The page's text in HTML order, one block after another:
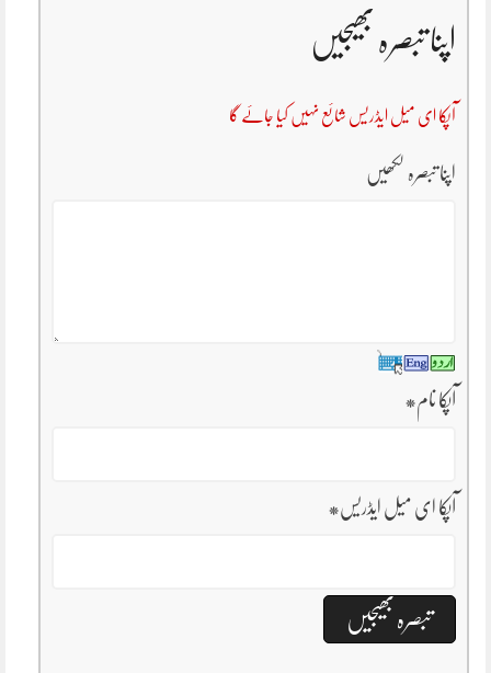
اپنا تبصرہ بھیجیں
آپکا ای میل ایڈریس شائع نہیں کیا جائے گا
اپنا تبصرہ لکھیں
آپکا نام*
آپکا ای میل ایڈریس*